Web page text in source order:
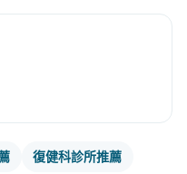
復健科診所推薦